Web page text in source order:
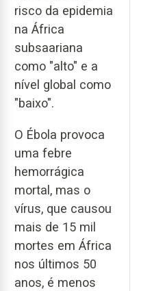
risco da epidemia
na África
subsaariana
como "alto" e a
nível global como
"baixo".
O Ébola provoca
uma febre
hemorrágica
mortal, mas o
vírus, que causou
mais de 15 mil
mortes em África
nos últimos 50
anos, é menos